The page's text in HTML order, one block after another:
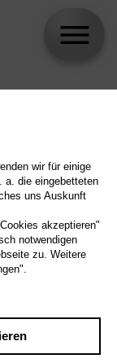
wir für einige
a. die eingebetteten
uns Auskunft
akzeptieren"
notwendigen
zu. Weitere